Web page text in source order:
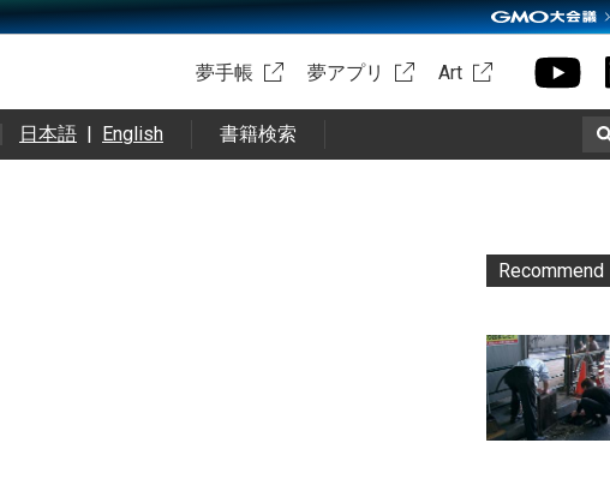
夢手帳 夢アプリ Art
日本語 | English 書籍検索
Recommend